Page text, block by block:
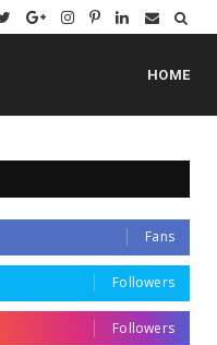
HOME
Fans
Followers
Followers